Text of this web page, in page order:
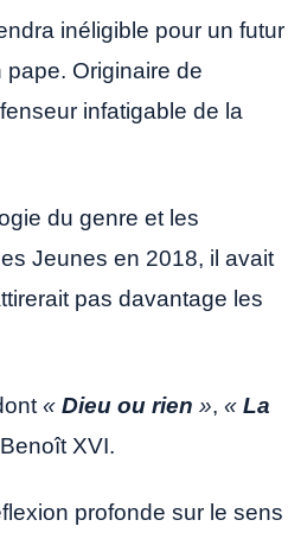
inéligible pour un futur
pape. Originaire de
infatigable de la
du genre et les
Jeunes en 2018, il avait
pas davantage les
« Dieu ou rien », « La
XVI.
profonde sur le sens